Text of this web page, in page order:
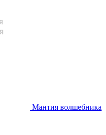
Мантия волшебника